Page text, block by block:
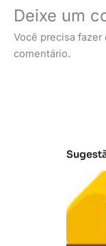
Deixe um
Você precisa fazer
comentário.